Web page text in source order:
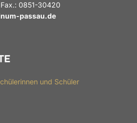
Fax.: 0851-30420
passau.de
und Schüler